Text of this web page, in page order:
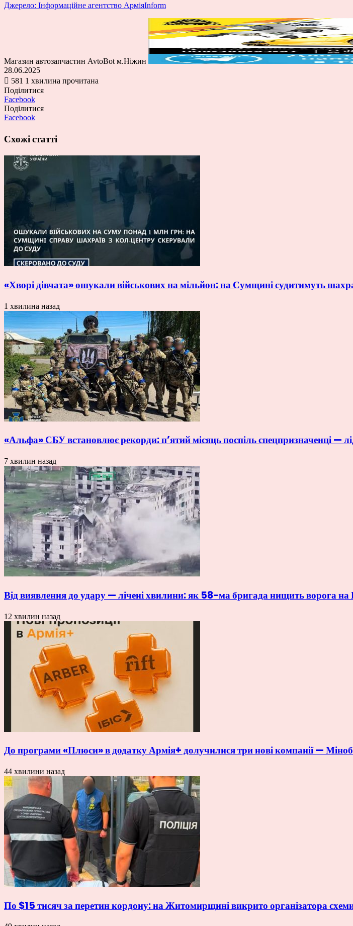
Джерело: Інформаційне агентство АрміяInform
Магазин автозапчастин AvtoBot м.Ніжин
28.06.2025
581 1 хвилина прочитана
Поділитися
Facebook
Поділитися
Facebook
Схожі статті
«Хворі дівчата» ошукали військових на мільйон: на Сумщині судитимуть
1 хвилина назад
«Альфа» СБУ встановлює рекорди: п’ятий місяць поспіль спецпризначенці —
7 хвилин назад
Від виявлення до удару — лічені хвилини: як 58-ма бригада нищить ворога
12 хвилин назад
До програми «Плюси» в додатку Армія+ долучилися три нові компанії —
44 хвилини назад
По $15 тисяч за перетин кордону: на Житомирщині викрито організатора